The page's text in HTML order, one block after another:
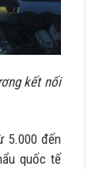
kết nối
5.000 đến
quốc tế